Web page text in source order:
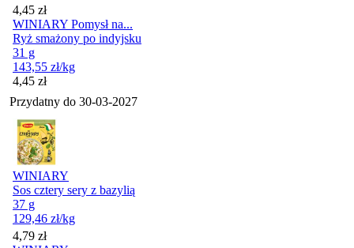
Cena
4,45 zł
WINIARY Pomysł na...
Ryż smażony po indyjsku
31 g
143,55 zł/kg
Cena
4,45 zł
Przydatny do 30-03-2027
WINIARY
Sos cztery sery z bazylią
37 g
129,46 zł/kg
Cena
4,79 zł